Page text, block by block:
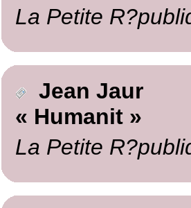
La Petite
Jean Jaur
« Humanit »
La Petite